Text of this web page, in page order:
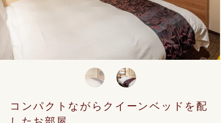
コンパクトながらクイーンベッドを配